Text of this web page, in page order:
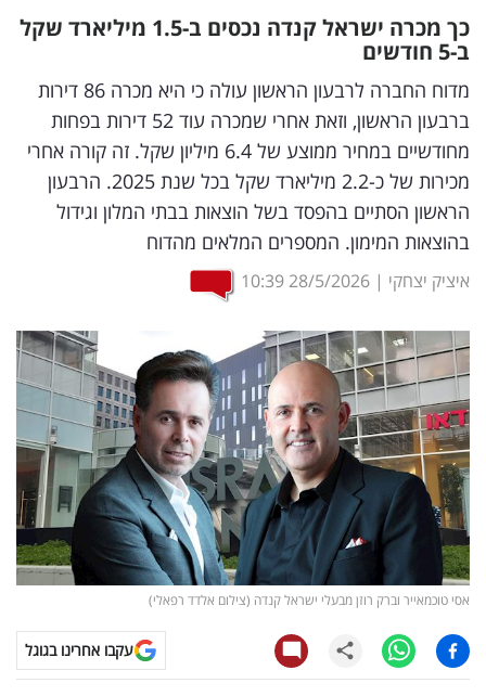
דיגיטל
וטק
שיווק
ופרסום
משפט
מדדים
דעות
רכילות
עסקית
קריפטו
ויראלי
טלוויזיה
עסקי
ספורט
כך מכרה ישראל קנדה נכסים ב-1.5 מיליארד שקל
ב-5 חודשים
מדוח החברה לרבעון הראשון עולה כי היא מכרה 86 דירות
ברבעון הראשון, וזאת אחרי שמכרה עוד 52 דירות בפחות
מחודשיים במחיר ממוצע של 6.4 מיליון שקל. זה קורה אחרי
מכירות של כ-2.2 מיליארד שקל בכל שנת 2025. הרבעון
הראשון הסתיים בהפסד בשל הוצאות בבתי המלון וגידול
בהוצאות המימון. המספרים המלאים מהדוח
איציק יצחקי |
28/5/2026
10:39
אסי טוכמאייר וברק רוזן מבעלי ישראל קנדה (צילום אלדד רפאלי)
עקבו אחרינו בגוגל